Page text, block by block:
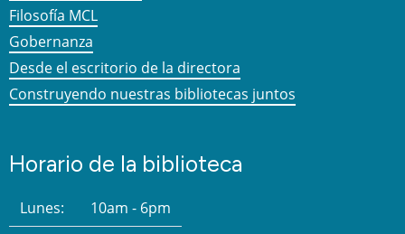
Filosofía MCL
Gobernanza
Desde el escritorio de la directora
Construyendo nuestras bibliotecas juntos
Horario de la biblioteca
Lunes:
10am - 6pm